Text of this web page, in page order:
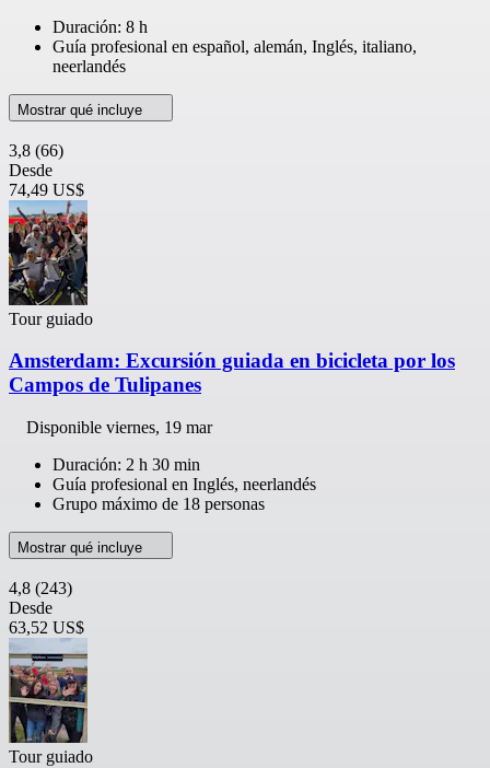
Duración: 8 h
Guía profesional en español, alemán, Inglés, italiano,
neerlandés
Mostrar qué incluye
3,8 (66)
Desde
74,49 US$
Tour guiado
Amsterdam: Excursión guiada en bicicleta por los
Campos de Tulipanes
Disponible viernes, 19 mar
Duración: 2 h 30 min
Guía profesional en Inglés, neerlandés
Grupo máximo de 18 personas
Mostrar qué incluye
4,8 (243)
Desde
63,52 US$
Tour guiado